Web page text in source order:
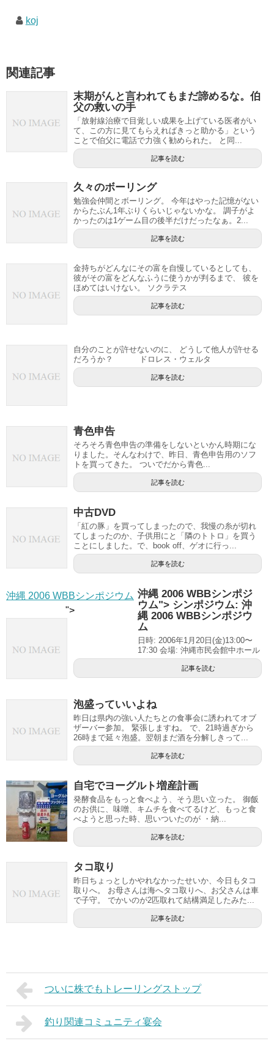
koj
関連記事
末期がんと言われてもまだ諦めるな。伯
父の救いの手
「放射線治療で目覚しい成果を上げている医者がい
て、この方に見てもらえればきっと助かる」という
ことで伯父に電話で力強く勧められた。 と同...
記事を読む
久々のボーリング
勉強会仲間とボーリング。 今年はやった記憶がない
からたぶん1年ぶりくらいじゃないかな。 調子がよ
かったのは1ゲーム目の後半だけだったなぁ。2...
記事を読む
金持ちがどんなにその富を自慢しているとしても、
彼がその富をどんなふうに使うかが判るまで、 彼を
ほめてはいけない。 ソクラテス
記事を読む
自分のことが許せないのに、 どうして他人が許せる
だろうか？ ドロレス・ウェルタ
記事を読む
青色申告
そろそろ青色申告の準備をしないといかん時期にな
りました。そんなわけで、昨日、青色申告用のソフ
トを買ってきた。 ついでだから青色...
記事を読む
中古DVD
「紅の豚」を買ってしまったので、我慢の糸が切れ
てしまったのか、子供用にと「隣のトトロ」を買う
ことにしました。で、book off、ゲオに行っ...
記事を読む
沖縄 2006 WBBシンポジウム
">
沖縄 2006 WBBシンポジ
ウム"> シンポジウム: 沖
縄 2006 WBBシンポジウ
ム
日時: 2006年1月20日(金)13:00〜
17:30 会場: 沖縄市民会館中ホール
記事を読む
泡盛っていいよね
昨日は県内の強い人たちとの食事会に誘われてオブ
ザーバー参加。 緊張しますね。 で、21時過ぎから
26時まで延々泡盛。翌朝まだ酒を分解しきって...
記事を読む
自宅でヨーグルト増産計画
発酵食品をもっと食べよう、そう思い立った。 御飯
のお供に、味噌、キムチを食べてるけど、もっと食
べようと思った時、思いついたのが ・納...
記事を読む
タコ取り
昨日ちょっとしかやれなかったせいか、今日もタコ
取りへ。 お母さんは海へタコ取りへ、お父さんは車
で子守。 でかいのが2匹取れて結構満足したみた...
記事を読む
ついに株でもトレーリングストップ
釣り関連コミュニティ宴会